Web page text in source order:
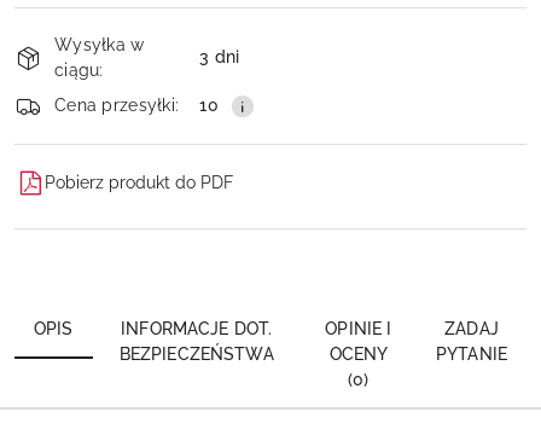
Dostępność
i
dostawa
Wysyłka w
ciągu:
3 dni
Cena przesyłki: 10
Pobierz produkt do PDF
OPIS
INFORMACJE DOT.
BEZPIECZEŃSTWA
OPINIE I
OCENY
(0)
ZADAJ
PYTANIE